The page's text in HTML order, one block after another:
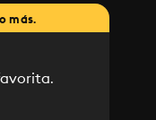
más.